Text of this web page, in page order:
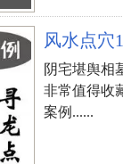
风水点
阴宅堪舆相
非常值得收
案例......